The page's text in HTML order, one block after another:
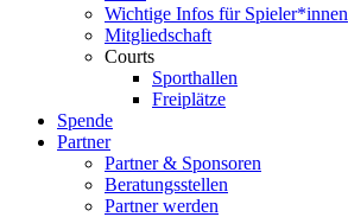
Wichtige Infos für Spieler*innen
Mitgliedschaft
Courts
Sporthallen
Freiplätze
Spende
Partner
Partner & Sponsoren
Beratungsstellen
Partner werden